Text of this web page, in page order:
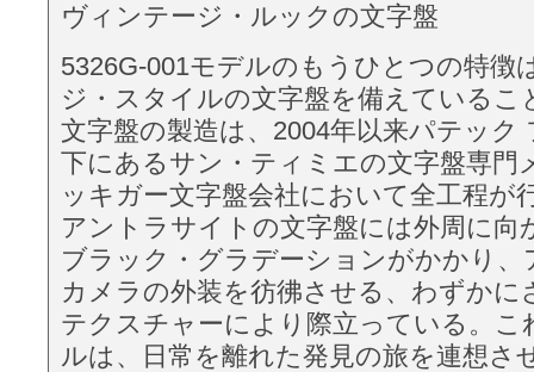
ヴィンテージ・ルックの文字盤
5326G-001モデルのもうひとつの特徴
ジ・スタイルの文字盤を備えているこ
文字盤の製造は、2004年以来パテック
下にあるサン・ティミエの文字盤専門
ッキガー文字盤会社において全工程が
アントラサイトの文字盤には外周に向
ブラック・グラデーションがかかり、
カメラの外装を彷彿させる、わずかに
テクスチャーにより際立っている。こ
ルは、日常を離れた発見の旅を連想さ